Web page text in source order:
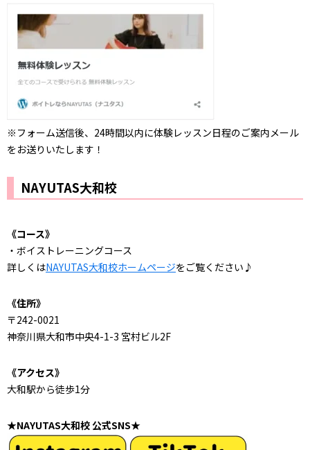
※フォーム送信後、24時間以内に体験レッスン日程のご案内メール
をお送りいたします！
NAYUTAS大和校
《コース》
・ボイストレーニングコース
詳しくはNAYUTAS大和校ホームページをご覧ください♪
《住所》
〒242-0021
神奈川県大和市中央4-1-3 宮村ビル2F
《アクセス》
大和駅から徒歩1分
★NAYUTAS大和校 公式SNS★